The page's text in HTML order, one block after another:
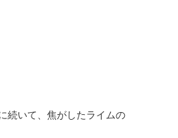
続いて、焦がしたライムの